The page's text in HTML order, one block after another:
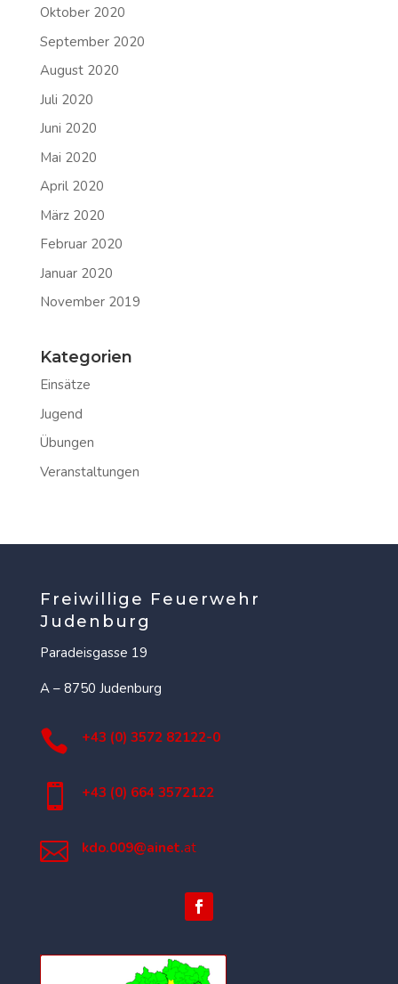
Oktober 2020
September 2020
August 2020
Juli 2020
Juni 2020
Mai 2020
April 2020
März 2020
Februar 2020
Januar 2020
November 2019
Kategorien
Einsätze
Jugend
Übungen
Veranstaltungen
Freiwillige Feuerwehr
Judenburg
Paradeisgasse 19
A – 8750 Judenburg
 +43 (0) 3572 82122-0
 +43 (0) 664 3572122
 kdo.009@ainet.at